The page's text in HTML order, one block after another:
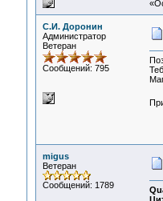
С.И. Доронин
Администратор
Ветеран
Сообщений: 795
migus
Ветеран
Сообщений: 1789